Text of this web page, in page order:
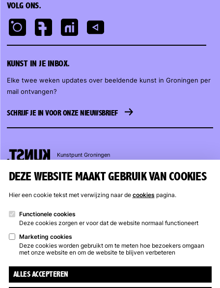
DEZE WEBSITE MAAKT GEBRUIK VAN COOKIES
Hier een cookie tekst met verwijzing naar de cookies pagina.
Functionele cookies
Deze cookies zorgen er voor dat de website normaal functioneert
Marketing cookies
Deze cookies worden gebruikt om te meten hoe bezoekers omgaan
met onze website en om de website te blijven verbeteren
ALLES ACCEPTEREN
VOLG ONS.
KUNST IN JE INBOX.
Elke twee weken updates over beeldende kunst in Groningen per
mail ontvangen?
SCHRIJF JE IN VOOR ONZE NIEUWSBRIEF
Kunstpunt Groningen
Trompsingel 27a, Groningen
(050) 317 17 07
info@kunstpuntgroningen.nl
KunstuitleenTrompsingel
12 – 17 uur
augustus